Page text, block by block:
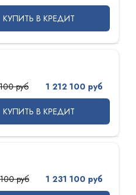
КУПИТЬ В КРЕДИТ
руб 1 212 100 руб
КУПИТЬ В КРЕДИТ
руб 1 231 100 руб